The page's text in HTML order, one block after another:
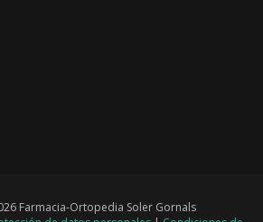
Farmacia-Ortopedia Soler Gornals